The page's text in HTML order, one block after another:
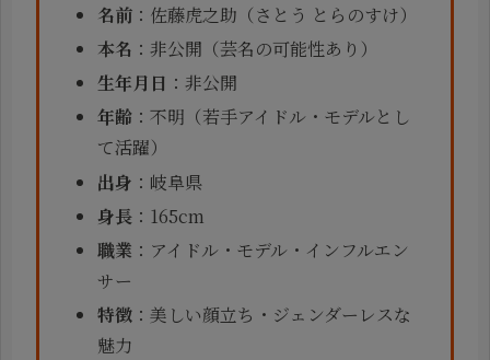
名前 ：佐藤虎之助（さとう とらのすけ）
本名 ：非公開（芸名の可能性あり）
生年月日 ：非公開
年齢 ：不明（若手アイドル・モデルとし
て活躍）
出身 ：岐阜県
身長 ：165cm
職業 ：アイドル・モデル・インフルエン
サー
特徴 ：美しい顔立ち・ジェンダーレスな
魅力